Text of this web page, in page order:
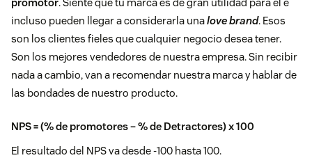
incluso pueden llegar a considerarla unalove brand. Esos
son los clientes fieles que cualquier negocio desea tener.
Son los mejores vendedores de nuestra empresa. Sin recibir
nada a cambio, van a recomendar nuestra marca y hablar de
las bondades de nuestro producto.
NPS = (% de promotores – % de Detractores) x 100
El resultado del NPS va desde -100 hasta 100.